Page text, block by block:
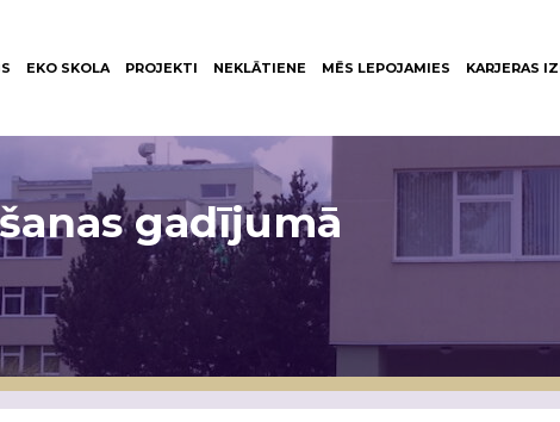
EKO SKOLA PROJEKTI NEKLĀTIENE MĒS LEPOJAMIES KARJERAS
gadījumā